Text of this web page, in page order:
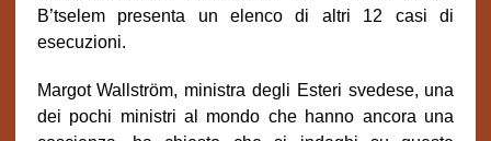
B’tselem presenta un elenco di altri 12 casi di
esecuzioni.
Margot Wallström, ministra degli Esteri svedese, una
dei pochi ministri al mondo che hanno ancora una